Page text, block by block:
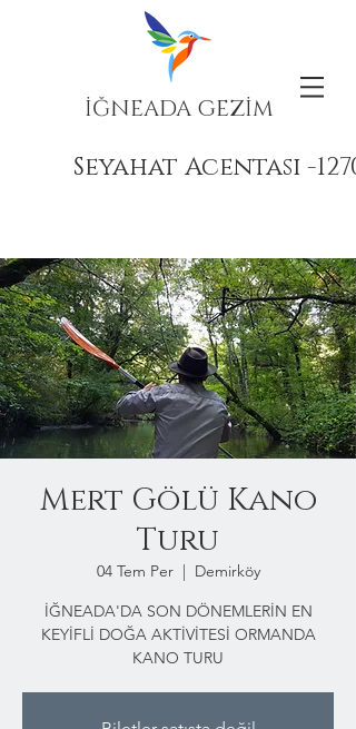
İĞNEADA GEZİM
Seyahat Acentası -
Mert Gölü Kano
Turu
04 Tem Per
  |
Demirköy
İĞNEADA'DA SON DÖNEMLERİN EN
KEYİFLİ DOĞA AKTİVİTESİ ORMANDA
KANO TURU